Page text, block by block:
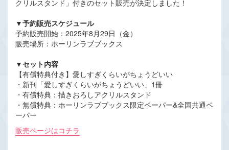
クリルスタンド」付きのセット販売が決定しました！
▼予約販売スケジュール
予約販売開始：2025年8月29日（金）
販売場所：ホーリンラブブックス
▼セット内容
【有償特典付き】愛しすぎくらいがちょうどいい
・新刊「愛しすぎくらいがちょうどいい」1冊
・有償特典：描きおろしアクリルスタンド
・無償特典：ホーリンラブブックス限定ペーパー&全国共通ペ
ーパー
販売ページはコチラ